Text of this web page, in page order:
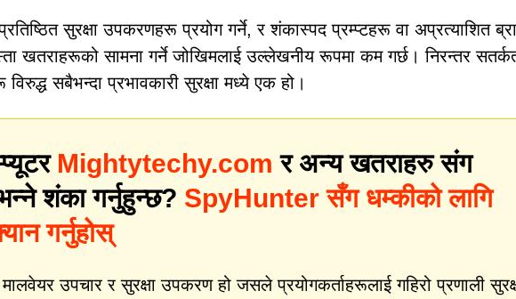
सुरक्षा उपकरणहरू प्रयोग गर्ने, र शंकास्पद प्रम्प्टहरू वा अप्रत्याशित
खतराहरूको सामना गर्ने जोखिमलाई उल्लेखनीय रूपमा कम गर्छ। निरन्तर
सबैभन्दा प्रभावकारी सुरक्षा मध्ये एक हो।
Mightytechy.com र अन्य खतराहरु संग
शंका गर्नुहुन्छ? SpyHunter सँग धम्कीको लागि
गर्नुहोस्
उपचार र सुरक्षा उपकरण हो जसले प्रयोगकर्ताहरूलाई गहिरो प्रणाली